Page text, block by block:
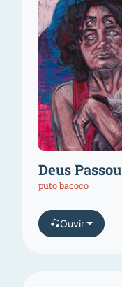
Deus Passou
puto bacoco
Ouvir